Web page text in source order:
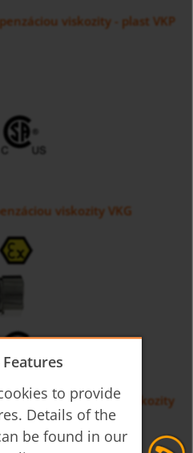
viskozity - plast VKP
viskozity VKG
s kompenzáciou viskozity
to provide
Details of the
be found in our